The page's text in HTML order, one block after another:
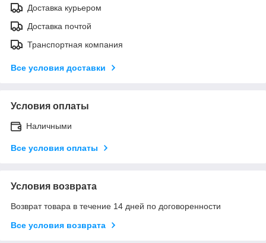
Доставка курьером
Доставка почтой
Транспортная компания
Все условия доставки
Условия оплаты
Наличными
Все условия оплаты
Условия возврата
Возврат товара в течение 14 дней по договоренности
Все условия возврата